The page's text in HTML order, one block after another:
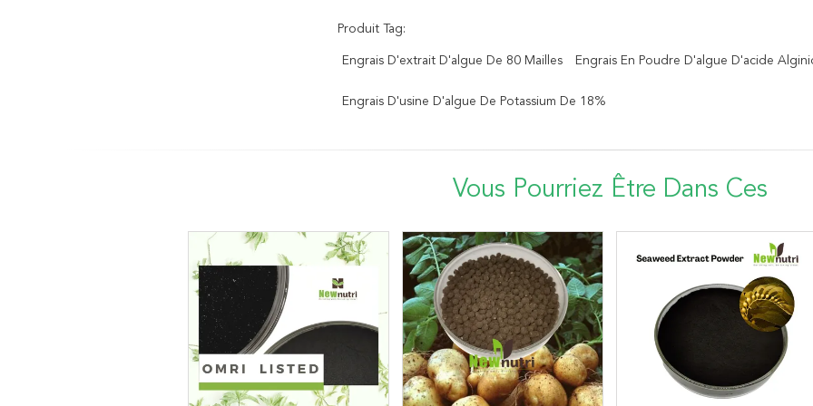
Produit Tag:
Engrais D'extrait D'algue De 80 Mailles Engrais En Poudre D'algue D'acide
Engrais D'usine D'algue De Potassium De 18%
Vous Pourriez Être Dans Ces